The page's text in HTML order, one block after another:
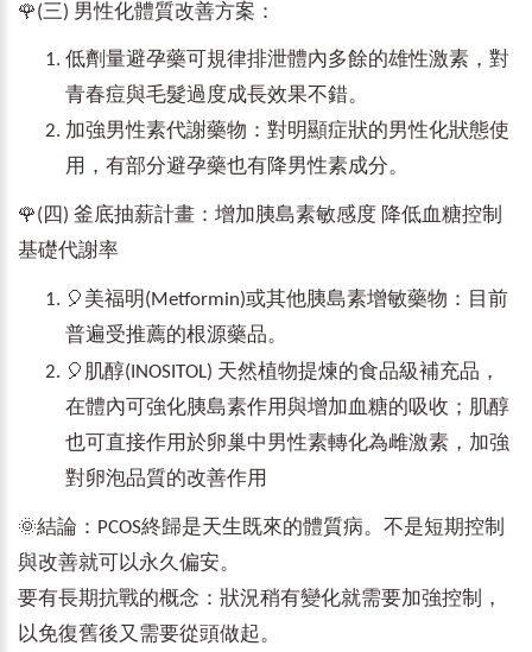
🌹(三) 男性化體質改善方案：
低劑量避孕藥可規律排泄體內多餘的雄性激素，對
青春痘與毛髮過度成長效果不錯。
加強男性素代謝藥物：對明顯症狀的男性化狀態使
用，有部分避孕藥也有降男性素成分。
🌹(四) 釜底抽薪計畫：增加胰島素敏感度 降低血糖控制
基礎代謝率
🎈 美福明(Metformin)或其他胰島素增敏藥物：目前
普遍受推薦的根源藥品。
🎈 肌醇(INOSITOL) 天然植物提煉的食品級補充品，
在體內可強化胰島素作用與增加血糖的吸收；肌醇
也可直接作用於卵巢中男性素轉化為雌激素，加強
對卵泡品質的改善作用
🌞結論：PCOS終歸是天生既來的體質病。不是短期控制
與改善就可以永久偏安。
要有長期抗戰的概念：狀況稍有變化就需要加強控制，
以免復舊後又需要從頭做起。